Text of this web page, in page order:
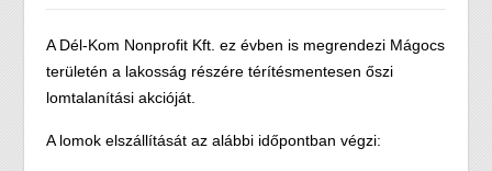
A Dél-Kom Nonprofit Kft. ez évben is megrendezi Mágocs
területén a lakosság részére térítésmentesen őszi
lomtalanítási akcióját.
A lomok elszállítását az alábbi időpontban végzi: